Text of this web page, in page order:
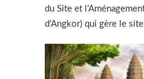
du Site et
d’Angkor) qui gère le site